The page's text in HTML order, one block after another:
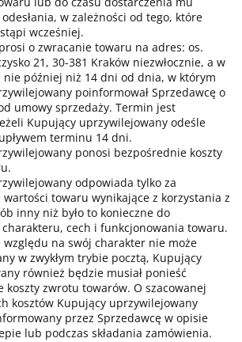
w zależności od tego, które
wcześniej.
o zwracanie towaru na adres: os.
21, 30-381 Kraków niezwłocznie, a w
nie później niż 14 dni od dnia, w którym
poinformował Sprzedawcę o
umowy sprzedaży. Termin jest
Kupujący uprzywilejowany odeśle
terminu 14 dni.
ponosi bezpośrednie koszty
odpowiada tylko za
towaru wynikające z korzystania z
inny niż było to konieczne do
cech i funkcjonowania towaru.
względu na swój charakter nie może
w zwykłym trybie pocztą, Kupujący
również będzie musiał ponieść
koszty zwrotu towarów. O szacowanej
kosztów Kupujący uprzywilejowany
przez Sprzedawcę w opisie
lub podczas składania zamówienia.